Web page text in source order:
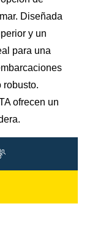
Diseñada
y un
para una
robusto.
ofrecen un